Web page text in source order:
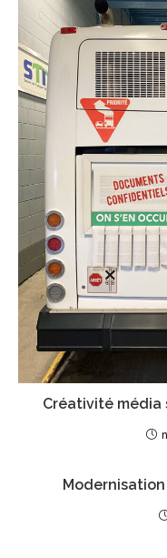
Créativité média